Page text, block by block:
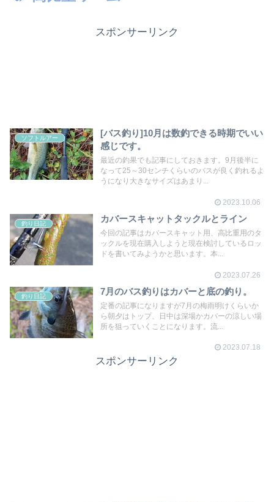
スポンサーリンク
ソフトルアー
[バス釣り]10月は数釣できる時期でいい
感じです。
最近の釣果でも記事にしておきます。9月後半に
なって25～30センチくらいのバスが良く釣れるよ
うになり大きなサイズはあまり...
2023.10.06
釣り日記 カバースキャットタックルとライン
今回の記事はカバースキャット用、高比重用のタ
ックルを現在購入しようと現在検討しているロッ
ドを書いてみようかと思います。本...
2023.07.26
釣り日記 7月のバス釣りはカバーと底の釣り。
定番の記事になりますが7月の梅雨明けくらいか
ら朝夕はトップ、日中は深場かカバーの涼しい場
所を狙っていくことになります。流...
2023.07.18
スポンサーリンク